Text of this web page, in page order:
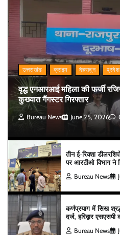
उत्तराखंड क्राइम देहरादून प्रदेश
वृद्ध एनआरआई महिला की फर्जी
कुख्यात गैंगस्टर गिरफ्तार
Bureau News June 25, 2026
तीन ई-रिक्शा
पर आरटीओ विभाग ने
Bureau News
कर्णप्रयाग में सिख
दर्ज, हरिद्वार
Bureau News